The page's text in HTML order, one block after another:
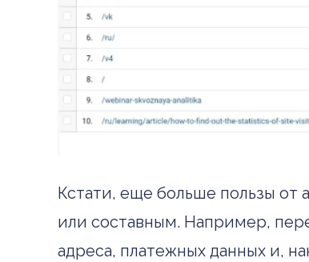
Кстати, еще больше пользы от
или составным. Например,
адреса, платежных данных и,